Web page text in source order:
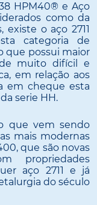
HPM40® e Aço
como da
existe o aço 2711
categoria de
que possui maior
muito difícil e
em relação aos
em cheque esta
serie HH.
que vem sendo
mais modernas
que são novas
propriedades
aço 2711 e já
do século